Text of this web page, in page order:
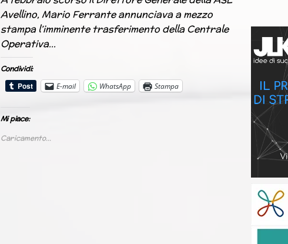
Avellino, Mario Ferrante annunciava a mezzo
stampa l’imminente trasferimento della Centrale
Operativa…
Condividi:
E-mail
WhatsApp Stampa
Mi piace:
Caricamento...